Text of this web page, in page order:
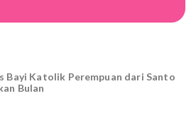
Bayi Katolik Perempuan dari Santo
Bulan